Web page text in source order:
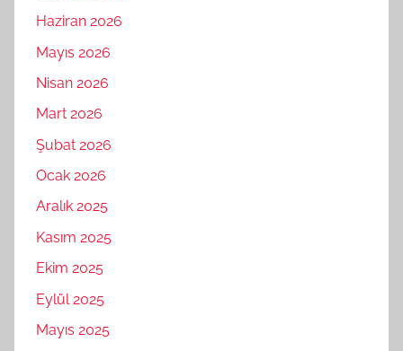
Haziran 2026
Mayıs 2026
Nisan 2026
Mart 2026
Şubat 2026
Ocak 2026
Aralık 2025
Kasım 2025
Ekim 2025
Eylül 2025
Mayıs 2025